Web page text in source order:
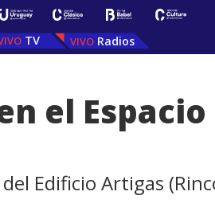
TV Radios
el
Edificio Artigas